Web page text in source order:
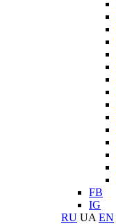
FB
IG
RU UA EN